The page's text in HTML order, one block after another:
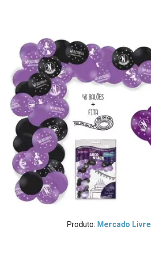
Produto: Mercado Livre